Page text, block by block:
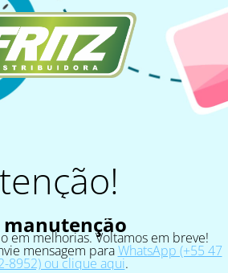
manutenção
em melhorias. Voltamos em breve!
mensagem paraWhatsApp (+55 47
8952) ou clique aqui.